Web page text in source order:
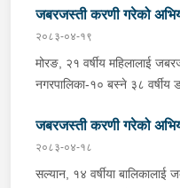
करणी गरेको भन्ने उजुरीको
खटिएको प्रहरीले उनलाई पक्राउ
आवश्यक अनुसन्धान गरिरहेको छ
जबरजस्ती करणी गरेको
२०८३-०४-१९
मोरङ, २१ वर्षीय महिलालाई
नगरपालिका-१० बस्ने ३८ वर्षीय
आधारमा इलाका प्रहरी कार्यालय
पक्राउ गरेको हो । साथै
नियन्त्रणमा लिएको छ । यस
जबरजस्ती करणी गरेको
२०८३-०४-१८
सल्यान, १४ वर्षीया बालिकालाई